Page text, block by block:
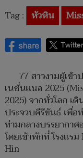
Tag : หัวหิน
77 สาวงามผู้เข้
เนชั่นแนล 2025
2025) จากทั่วโลก เ
ประจวบคีรีขันธ์ เพื่อ
ท่ามกลางบรรยากา
โดยเข้าพักที่ โรงแร
Hin